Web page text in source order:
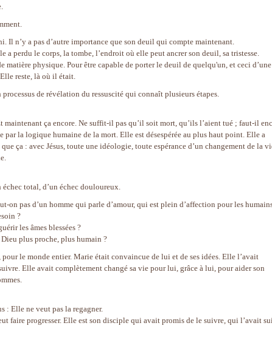
Il n’y a pas d’autre importance que son deuil qui compte maintenant.
a perdu le corps, la tombe, l’endroit où elle peut ancrer son deuil, sa tristesse.
matière physique. Pour être capable de porter le deuil de quelqu'un, et ceci d’une
reste, là où il était.
de révélation du ressuscité qui connaît plusieurs étapes.
ça encore. Ne suffit-il pas qu’il soit mort, qu’ils l’aient tué ; faut-il
la logique humaine de la mort. Elle est désespérée au plus haut point. Elle a
ça : avec Jésus, toute une idéologie, toute espérance d’un changement de la
total, d’un échec douloureux.
on pas d’un homme qui parle d’amour, qui est plein d’affection pour les
?
les âmes blessées ?
plus proche, plus humain ?
le monde entier. Marie était convaincue de lui et de ses idées. Elle l’avait
Elle avait complètement changé sa vie pour lui, grâce à lui, pour aider son
: Elle ne veut pas la regagner.
faire progresser. Elle est son disciple qui avait promis de le suivre, qui l’avait